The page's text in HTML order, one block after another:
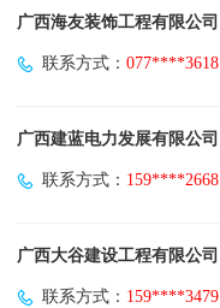
广西海友装饰工程有限公司
联系方式： 077****3618
广西建蓝电力发展有限公司
联系方式： 159****2668
广西大谷建设工程有限公司
联系方式： 159****3479